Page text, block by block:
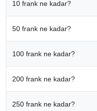
10 frank ne kadar?
50 frank ne kadar?
100 frank ne kadar?
200 frank ne kadar?
250 frank ne kadar?